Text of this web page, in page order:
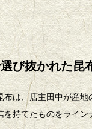
び抜かれた昆
布は、店主田中が産地
を持てたものをライン